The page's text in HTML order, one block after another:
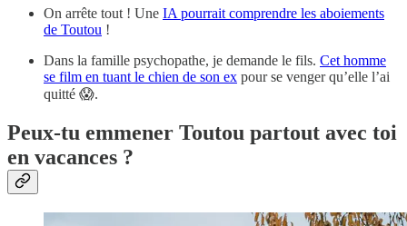
On arrête tout ! Une IA pourrait comprendre les aboiements
de Toutou !
Dans la famille psychopathe, je demande le fils. Cet homme
se film en tuant le chien de son ex pour se venger qu’elle l’ai
quitté 😱.
Peux-tu emmener Toutou partout avec toi
en vacances ?